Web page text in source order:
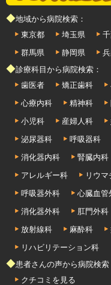
◆地域から病院検索：
東京都
埼玉県
群馬県
静岡県
◆診療科目から病院検索：
歯医者
矯正歯科
心療内科
精神科
小児科
産婦人科
泌尿器科
呼吸器科
消化器内科
腎臓内科
アレルギー科
リウマ
呼吸器外科
心臓血管
消化器外科
肛門外科
放射線科
麻酔科
リハビリテーション科
◆患者さんの声から病院検索
クチコミを見る